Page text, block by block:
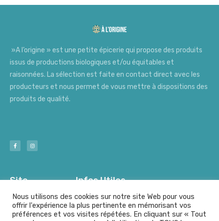
»A l’origine » est une petite épicerie qui propose des produits
issus de productions biologiques et/ou équitables et
raisonnées. La sélection est faite en contact direct avec les
producteurs et nous permet de vous mettre à dispositions des
produits de qualité.
Site Infos Utiles
Nous utilisons des cookies sur notre site Web pour vous
offrir l'expérience la plus pertinente en mémorisant vos
préférences et vos visites répétées. En cliquant sur « Tout